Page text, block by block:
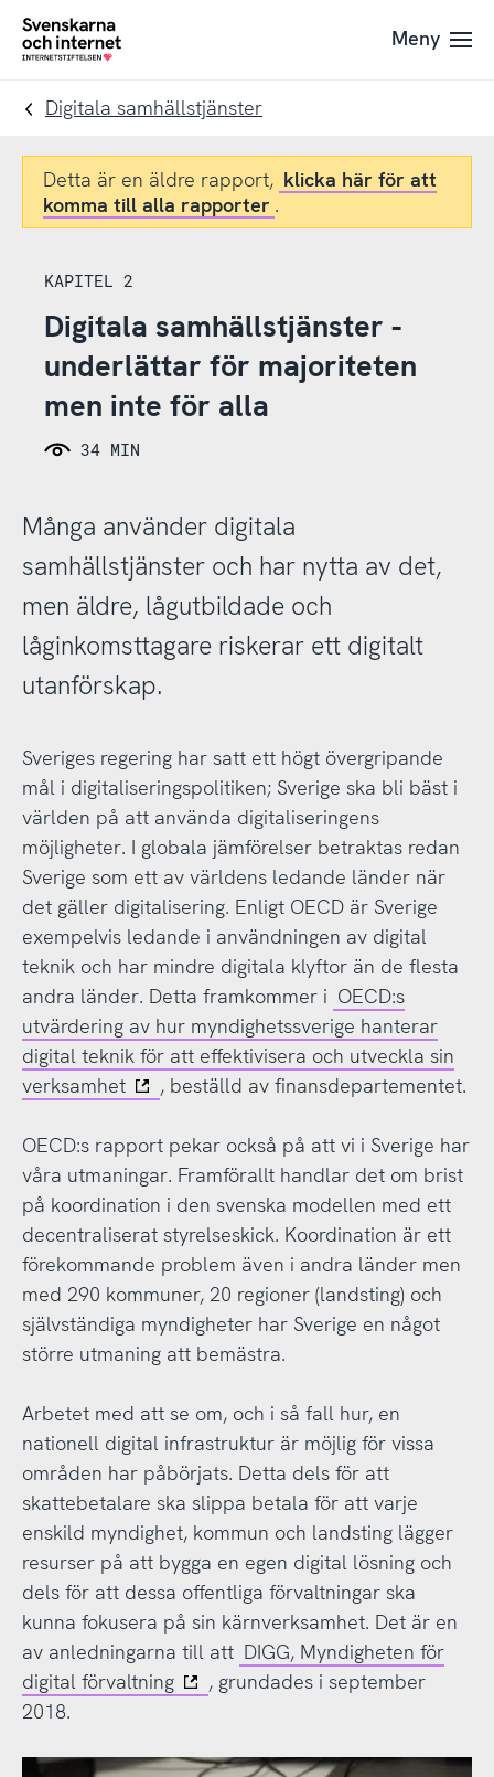
Till
navigation
Till
innehåll
To
Meny
Digitala samhällstjänster
Detta är en äldre rapport, klicka här för att
komma till alla rapporter .
KAPITEL 2
Digitala samhällstjänster -
underlättar för majoriteten
men inte för alla
34 MIN
Många använder digitala
samhällstjänster och har nytta av det,
men äldre, lågutbildade och
låginkomsttagare riskerar ett digitalt
utanförskap.
Sveriges regering har satt ett högt övergripande
mål i digitaliseringspolitiken; Sverige ska bli bäst i
världen på att använda digitaliseringens
möjligheter. I globala jämförelser betraktas redan
Sverige som ett av världens ledande länder när
det gäller digitalisering. Enligt OECD är Sverige
exempelvis ledande i användningen av digital
teknik och har mindre digitala klyftor än de flesta
andra länder. Detta framkommer i OECD:s
utvärdering av hur myndighetssverige hanterar
digital teknik för att effektivisera och utveckla sin
verksamhet
, beställd av finansdepartementet.
OECD:s rapport pekar också på att vi i Sverige har
våra utmaningar. Framförallt handlar det om brist
på koordination i den svenska modellen med ett
decentraliserat styrelseskick. Koordination är ett
förekommande problem även i andra länder men
med 290 kommuner, 20 regioner (landsting) och
självständiga myndigheter har Sverige en något
större utmaning att bemästra.
Arbetet med att se om, och i så fall hur, en
nationell digital infrastruktur är möjlig för vissa
områden har påbörjats. Detta dels för att
skattebetalare ska slippa betala för att varje
enskild myndighet, kommun och landsting lägger
resurser på att bygga en egen digital lösning och
dels för att dessa offentliga förvaltningar ska
kunna fokusera på sin kärnverksamhet. Det är en
av anledningarna till att DIGG, Myndigheten för
digital förvaltning
, grundades i september
2018.